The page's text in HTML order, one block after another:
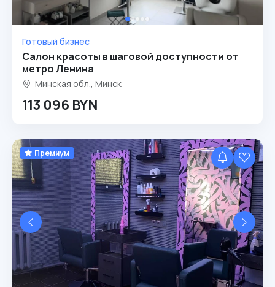
Готовый бизнес
Салон красоты в шаговой доступности от
метро Ленина
Минская обл., Минск
113 096 BYN
Премиум